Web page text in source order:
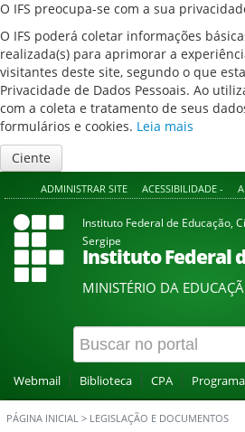
O IFS preocupa-se com a sua
O IFS poderá coletar informações
realizada(s) para aprimorar a
visitantes deste site, segundo o que
Privacidade de Dados Pessoais. Ao
com a coleta e tratamento de seus
formulários e cookies. Leia mais
Ciente
ADMINISTRAR SITE ACESSIBILIDADE -
Instituto Federal de Educação,
Sergipe
Instituto Federal
MINISTÉRIO DA
Webmail Biblioteca CPA
PÁGINA INICIAL > LEGISLAÇÃO E DOCUMENTOS